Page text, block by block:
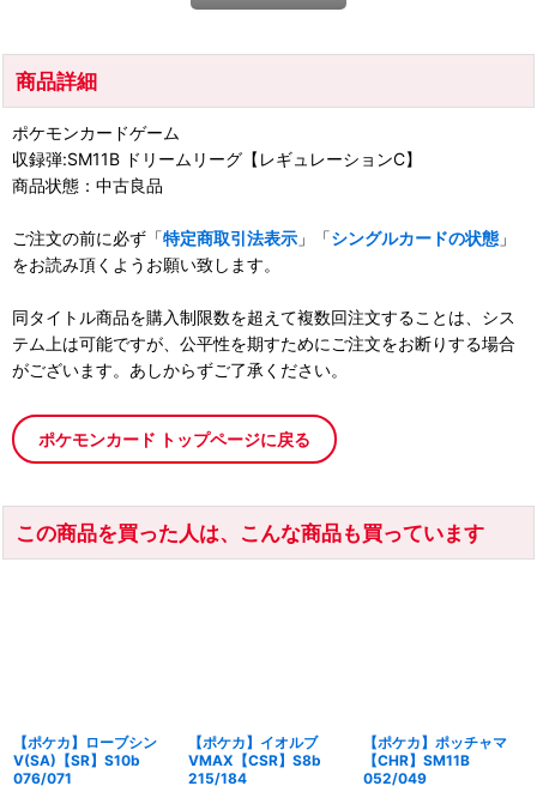
商品詳細
ポケモンカードゲーム
収録弾:SM11B ドリームリーグ【レギュレーションC】
商品状態：中古良品
ご注文の前に必ず「特定商取引法表示 」「シングルカードの状態 」
をお読み頂くようお願い致します。
同タイトル商品を購入制限数を超えて複数回注文することは、シス
テム上は可能ですが、公平性を期すためにご注文をお断りする場合
がございます。あしからずご了承ください。
ポケモンカード トップページに戻る
この商品を買った人は、こんな商品も買っています
【ポケカ】ローブシン
V(SA)【SR】S10b
076/071
【ポケカ】イオルブ
VMAX【CSR】S8b
215/184
【ポケカ】ポッチャマ
【CHR】SM11B
052/049